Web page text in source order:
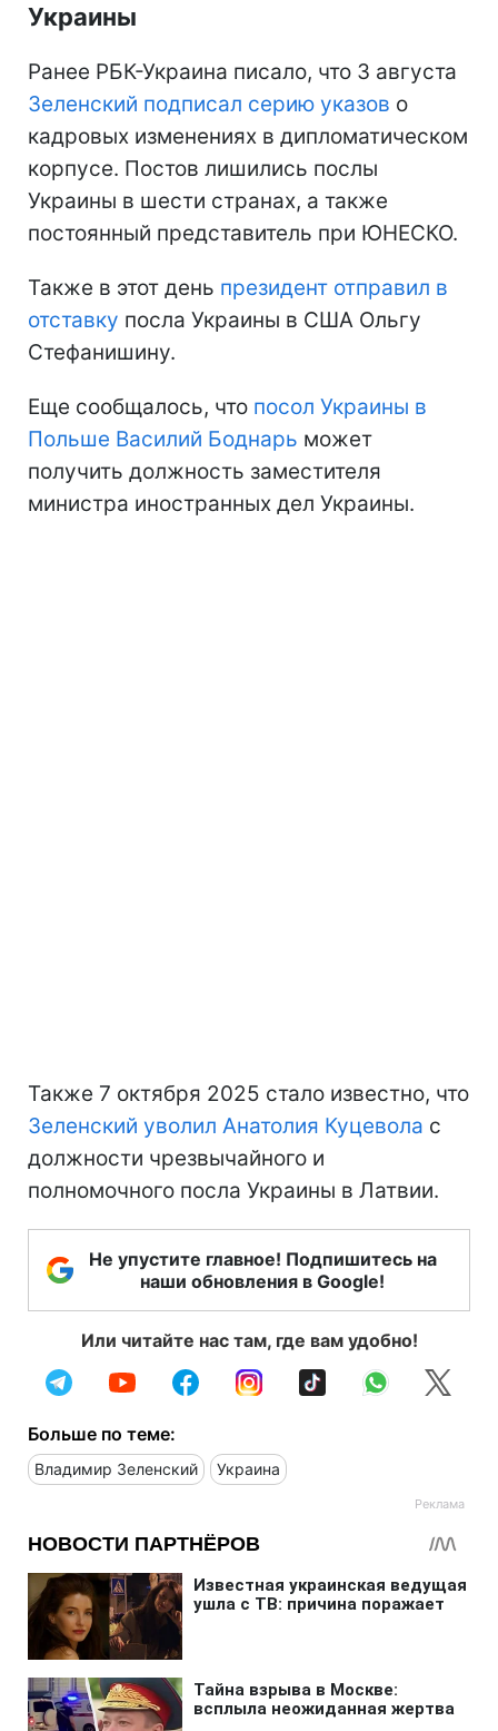
Украины
Ранее РБК-Украина писало, что 3 августа
Зеленский подписал серию указов о
кадровых изменениях в дипломатическом
корпусе. Постов лишились послы
Украины в шести странах, а также
постоянный представитель при ЮНЕСКО.
Также в этот день президент отправил в
отставку посла Украины в США Ольгу
Стефанишину.
Еще сообщалось, что посол Украины в
Польше Василий Боднарь может
получить должность заместителя
министра иностранных дел Украины.
Также 7 октября 2025 стало известно, что
Зеленский уволил Анатолия Куцевола с
должности чрезвычайного и
полномочного посла Украины в Латвии.
Не упустите главное! Подпишитесь на
наши обновления в Google!
Или читайте нас там, где вам удобно!
Больше по теме:
Владимир Зеленский Украина